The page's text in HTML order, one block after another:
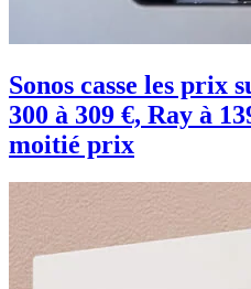
Sonos casse les prix
300 à 309 €, Ray à
moitié prix